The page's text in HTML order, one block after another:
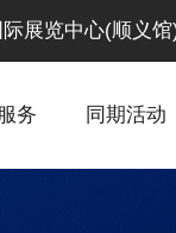
展览中心(顺义
务 同期活动